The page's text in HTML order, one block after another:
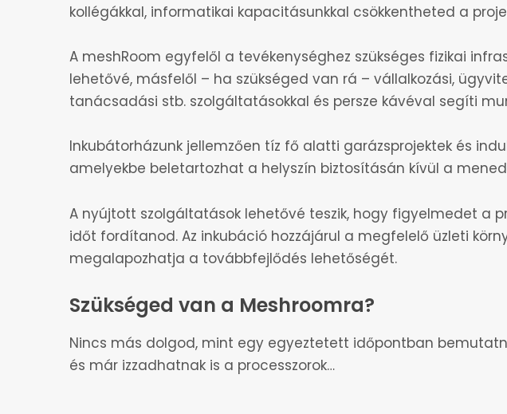
kollégákkal, informatikai kapacitásunkkal csökkentheted a
A meshRoom egyfelől a tevékenységhez szükséges fizikai
lehetővé, másfelől – ha szükséged van rá – vállalkozási,
tanácsadási stb. szolgáltatásokkal és persze kávéval segíti
Inkubátorházunk jellemzően tíz fő alatti garázsprojektek és
amelyekbe beletartozhat a helyszín biztosításán kívül a
A nyújtott szolgáltatások lehetővé teszik, hogy figyelmedet a
időt fordítanod. Az inkubáció hozzájárul a megfelelő üzleti
megalapozhatja a továbbfejlődés lehetőségét.
Szükséged van a Meshroomra?
Nincs más dolgod, mint egy egyeztetett időpontban
és már izzadhatnak is a processzorok…